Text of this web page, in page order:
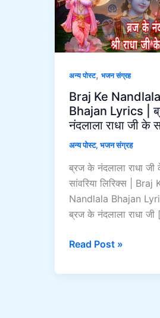
अन्य पोस्ट, भजन संग्रह
Braj Ke Nandlala
Bhajan Lyrics |
नंदलाला राधा जी के
अन्य पोस्ट, भजन संग्रह
ब्रज के नंदलाला राधा जी
सांवरिया लिरिक्स | Braj
Nandlala Bhajan
ब्रज के नंदलाला राधा
Nandlala
Bhajan
Lyrics
|
नंदलाला
राधा
जी
के
सांवरिया
Read Post »